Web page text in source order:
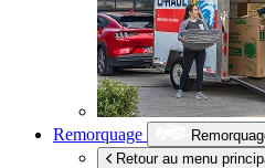
Remorquage
Retour au menu